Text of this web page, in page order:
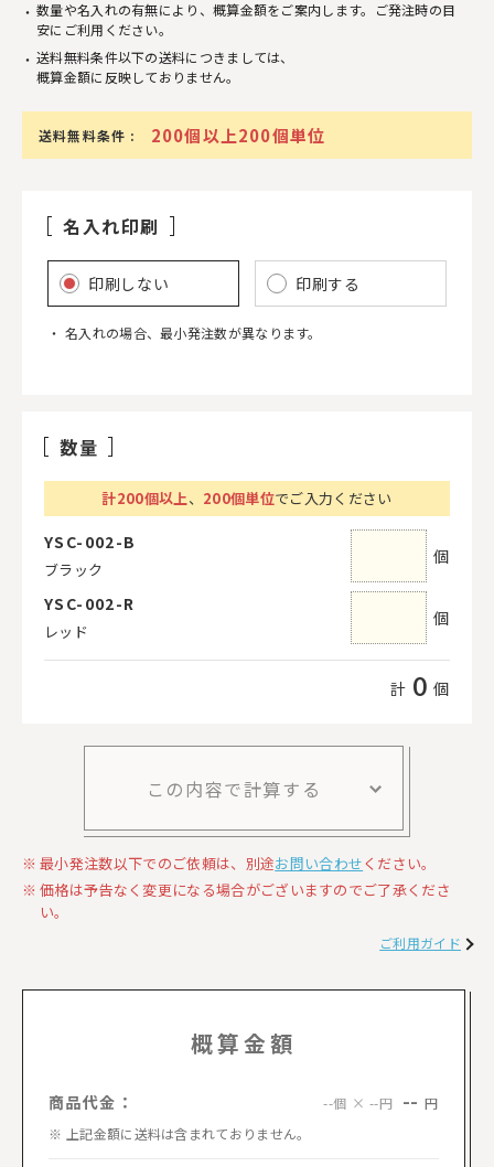
数量や名入れの有無により、概算金額をご案内します。ご発注時の目
安にご利用ください。
送料無料条件以下の送料につきましては、
概算金額に反映しておりません。
送料無料条件 : 200個以上200個単位
名入れ印刷
印刷しない 印刷する
名入れの場合、最小発注数が異なります。
数量
計200個以上、 200個単位でご入力ください
YSC-002-B
ブラック
個
YSC-002-R
レッド
個
計 0 個
この内容で計算する
最小発注数以下でのご依頼は、別途お問い合わせください。
価格は予告なく変更になる場合がございますのでご了承くださ
い。
ご利用ガイド
概算金額
商品代金： --個 × --円 -- 円
上記金額に送料は含まれておりません。